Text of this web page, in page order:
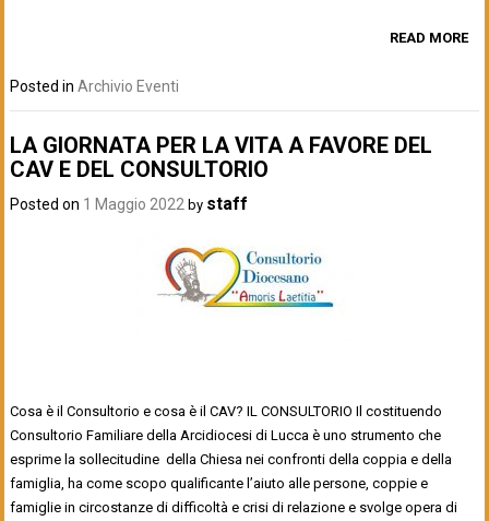
READ MORE
Posted inArchivio Eventi
LA GIORNATA PER LA VITA A FAVORE DEL
CAV E DEL CONSULTORIO
Posted on 1 Maggio 2022 by staff
Cosa è il Consultorio e cosa è il CAV? IL CONSULTORIO Il costituendo
Consultorio Familiare della Arcidiocesi di Lucca è uno strumento che
esprime la sollecitudine della Chiesa nei confronti della coppia e della
famiglia, ha come scopo qualificante l’aiuto alle persone, coppie e
famiglie in circostanze di difficoltà e crisi di relazione e svolge opera di